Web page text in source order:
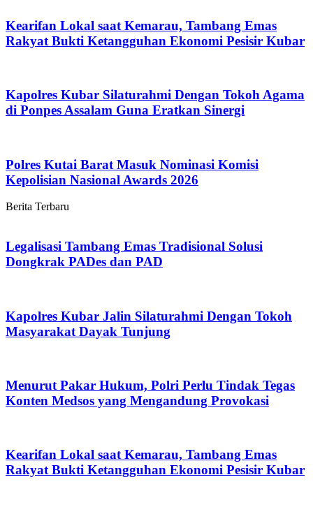
Kearifan Lokal saat Kemarau, Tambang Emas
Rakyat Bukti Ketangguhan Ekonomi Pesisir Kubar
Kapolres Kubar Silaturahmi Dengan Tokoh Agama
di Ponpes Assalam Guna Eratkan Sinergi
Polres Kutai Barat Masuk Nominasi Komisi
Kepolisian Nasional Awards 2026
Berita Terbaru
Legalisasi Tambang Emas Tradisional Solusi
Dongkrak PADes dan PAD
Kapolres Kubar Jalin Silaturahmi Dengan Tokoh
Masyarakat Dayak Tunjung
Menurut Pakar Hukum, Polri Perlu Tindak Tegas
Konten Medsos yang Mengandung Provokasi
Kearifan Lokal saat Kemarau, Tambang Emas
Rakyat Bukti Ketangguhan Ekonomi Pesisir Kubar